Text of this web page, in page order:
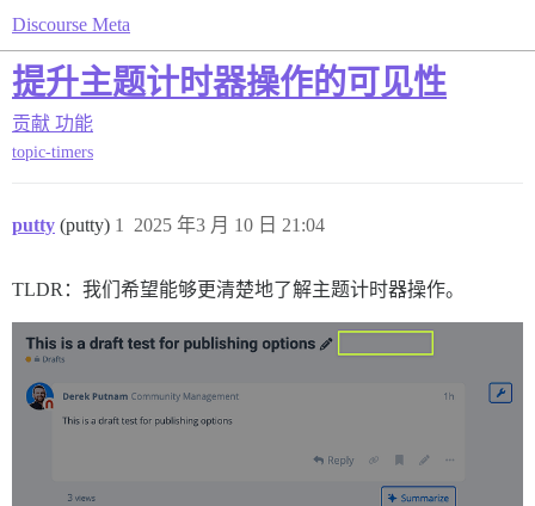
Discourse Meta
提升主题计时器操作的可见性
贡献 功能
topic-timers
putty (putty) 2025 年3 月 10 日 21:04
1
TLDR：我们希望能够更清楚地了解主题计时器操作。